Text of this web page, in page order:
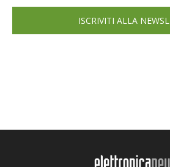
ISCRIVITI ALLA